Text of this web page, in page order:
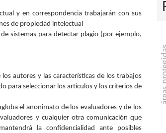
y en correspondencia trabajarán con sus
de propiedad intelectual
sistemas para detectar plagio (por ejemplo,
autores y las características de los trabajos
para seleccionar los artículos y los criterios de
el anonimato de los evaluadores y de los
y cualquier otra comunicación que
la confidencialidad ante posibles